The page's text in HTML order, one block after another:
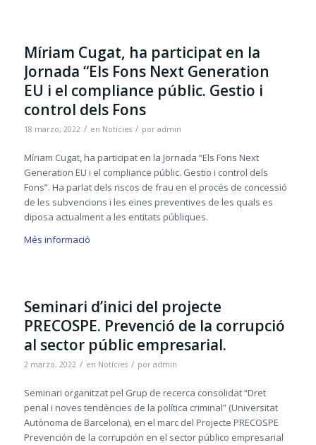
Míriam Cugat, ha participat en la
Jornada “Els Fons Next Generation
EU i el compliance públic. Gestio i
control dels Fons
18 marzo, 2022 / en Notícies / por admin
Míriam Cugat, ha participat en la Jornada “Els Fons Next
Generation EU i el compliance públic. Gestio i control dels
Fons”. Ha parlat dels riscos de frau en el procés de concessió
de les subvencions i les eines preventives de les quals es
diposa actualment a les entitats públiques.
Més informació
Seminari d’inici del projecte
PRECOSPE. Prevenció de la corrupció
al sector públic empresarial.
2 marzo, 2022 / en Notícies / por admin
Seminari organitzat pel Grup de recerca consolidat “Dret
penal i noves tendències de la política criminal” (Universitat
Autònoma de Barcelona), en el marc del Projecte PRECOSPE
Prevención de la corrupción en el sector público empresarial